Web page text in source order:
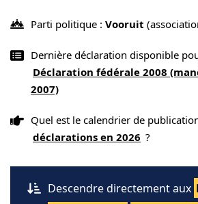
Parti politique : Vooruit
Dernière déclaration disponible
Déclaration fédérale 2008
2007)
Quel est le calendrier de
déclarations en 2026 ?
Descendre directement aux